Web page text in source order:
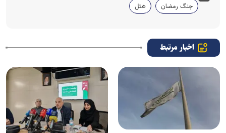
جنگ رمضان
هتل
اخبار مرتبط